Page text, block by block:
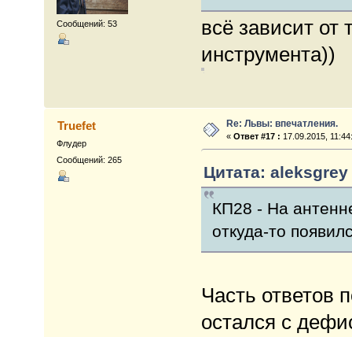
Сообщений: 53
всё зависит от
инструмента))
Truefet
Флудер
Сообщений: 265
Re: Львы: впечатления.
«Ответ #17 : 17.09.2015,
Цитата: aleksgrey
КП28 - На
откуда-то
Часть ответов
остался с